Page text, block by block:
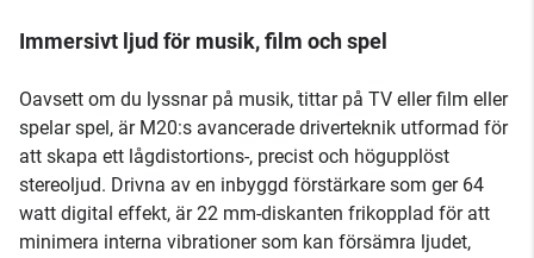
Immersivt ljud för musik, film och spel
Oavsett om du lyssnar på musik, tittar på TV eller film eller
spelar spel, är M20:s avancerade driverteknik utformad för
att skapa ett lågdistortions-, precist och högupplöst
stereoljud. Drivna av en inbyggd förstärkare som ger 64
watt digital effekt, är 22 mm-diskanten frikopplad för att
minimera interna vibrationer som kan försämra ljudet,